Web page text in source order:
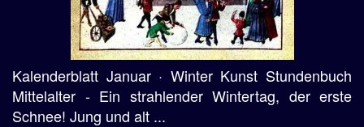
Kalenderblatt Januar · Winter Kunst Stundenbuch
Mittelalter - Ein strahlender Wintertag, der erste
Schnee! Jung und alt ...